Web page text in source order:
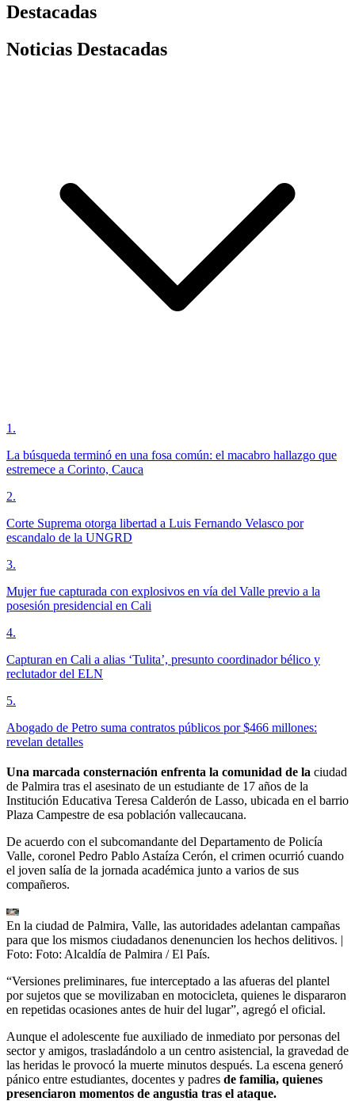
Destacadas
Noticias Destacadas
1 .
La búsqueda terminó en una fosa común: el macabro hallazgo que
estremece a Corinto, Cauca
2.
Corte Suprema otorga libertad a Luis Fernando Velasco por
escandalo de la UNGRD
3.
Mujer fue capturada con explosivos en vía del Valle previo a la
posesión presidencial en Cali
4.
Capturan en Cali a alias ‘Tulita’, presunto coordinador bélico y
reclutador del ELN
5.
Abogado de Petro suma contratos públicos por $466 millones:
revelan detalles
Una marcada consternación enfrenta la comunidad de la ciudad
de Palmira tras el asesinato de un estudiante de 17 años de la
Institución Educativa Teresa Calderón de Lasso, ubicada en el barrio
Plaza Campestre de esa población vallecaucana.
De acuerdo con el subcomandante del Departamento de Policía
Valle, coronel Pedro Pablo Astaíza Cerón, el crimen ocurrió cuando
el joven salía de la jornada académica junto a varios de sus
compañeros.
En la ciudad de Palmira, Valle, las autoridades adelantan campañas
para que los mismos ciudadanos denenuncien los hechos delitivos. |
Foto: Foto: Alcaldía de Palmira / El País.
“Versiones preliminares, fue interceptado a las afueras del plantel
por sujetos que se movilizaban en motocicleta, quienes le dispararon
en repetidas ocasiones antes de huir del lugar”, agregó el oficial.
Aunque el adolescente fue auxiliado de inmediato por personas del
sector y amigos, trasladándolo a un centro asistencial, la gravedad de
las heridas le provocó la muerte minutos después. La escena generó
pánico entre estudiantes, docentes y padres de familia, quienes
presenciaron momentos de angustia tras el ataque.